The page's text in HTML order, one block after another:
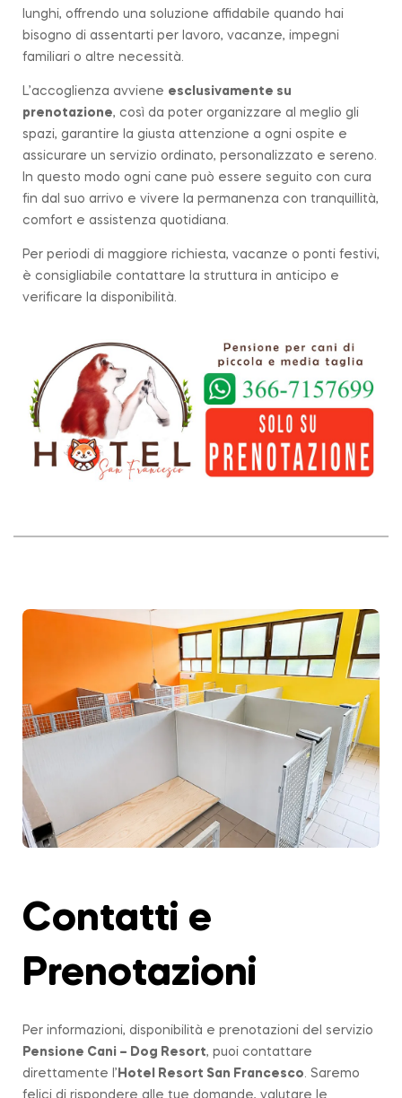
lunghi, offrendo una soluzione affidabile quando hai
bisogno di assentarti per lavoro, vacanze, impegni
familiari o altre necessità.
L’accoglienza avviene esclusivamente su
prenotazione, così da poter organizzare al meglio gli
spazi, garantire la giusta attenzione a ogni ospite e
assicurare un servizio ordinato, personalizzato e sereno.
In questo modo ogni cane può essere seguito con cura
fin dal suo arrivo e vivere la permanenza con tranquillità,
comfort e assistenza quotidiana.
Per periodi di maggiore richiesta, vacanze o ponti festivi,
è consigliabile contattare la struttura in anticipo e
verificare la disponibilità.
Contatti e
Prenotazioni
Per informazioni, disponibilità e prenotazioni del servizio
Pensione Cani – Dog Resort, puoi contattare
direttamente l’ Hotel Resort San Francesco . Saremo
felici di rispondere alle tue domande, valutare le